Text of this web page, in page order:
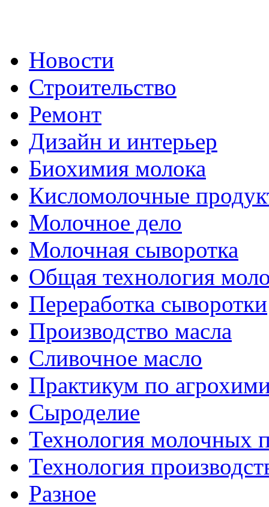
Новости
Строительство
Ремонт
Дизайн и интерьер
Биохимия молока
Кисломолочные
Молочное дело
Молочная сыворотка
Общая технология
Переработка сыворотки
Производство масла
Сливочное масло
Практикум по
Сыроделие
Технология молочных
Технология
Разное